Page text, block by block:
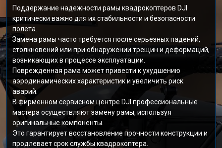
Поддержание надежности рамы квадрокоптеров DJI
критически важно для их стабильности и безопасности
полета.
Замена рамы часто требуется после серьезных падений,
столкновений или при обнаружении трещин и деформаций,
возникающих в процессе эксплуатации.
Поврежденная рама может привести к ухудшению
аэродинамических характеристик и увеличить риск
аварий.
В фирменном сервисном центре DJI профессиональные
мастера осуществляют замену рамы, используя
оригинальные компоненты.
Это гарантирует восстановление прочности конструкции и
продлевает срок службы квадрокоптера.